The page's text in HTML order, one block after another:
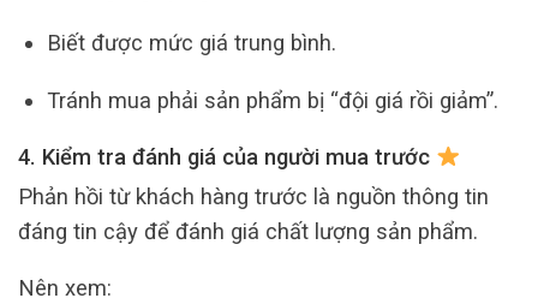
Biết được mức giá trung bình.
Tránh mua phải sản phẩm bị “đội giá rồi giảm”.
4. Kiểm tra đánh giá của người mua trước
Phản hồi từ khách hàng trước là nguồn thông tin
đáng tin cậy để đánh giá chất lượng sản phẩm.
Nên xem: